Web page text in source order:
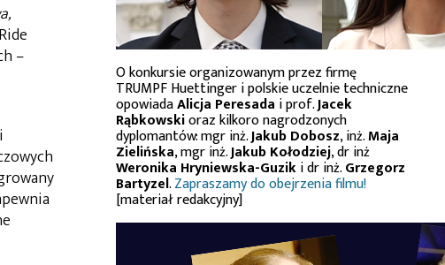
–
O konkursie organizowanym przez firmę
TRUMPF Huettinger i polskie uczelnie techniczne
opowiadaAlicja Peresada i prof.Jacek
Rąbkowskioraz kilkoro nagrodzonych
dyplomantów: mgr inż.Jakub Dobosz, inż.Maja
Zielińska, mgr inż.Jakub Kołodziej, dr inż
Weronika Hryniewska-Guziki dr inż.Grzegorz
Bartyzel.Zapraszamy do obejrzenia filmu!
[materiał redakcyjny]